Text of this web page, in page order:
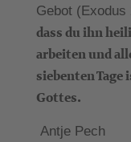
Gebot (Exodus
dass du ihn
arbeiten und
siebenten Tage
Gottes.
Antje Pech